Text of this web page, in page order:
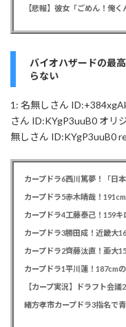
バイオハザードの最
らない
1: 名無しさん
さん ID:KYgP3uuB0 オリ
無しさん ID:KYgP3uuB0
カープドラ4工藤泰己！159キ
カープドラ2齊藤汰直！亜大
【カープ実況】ドラフト会